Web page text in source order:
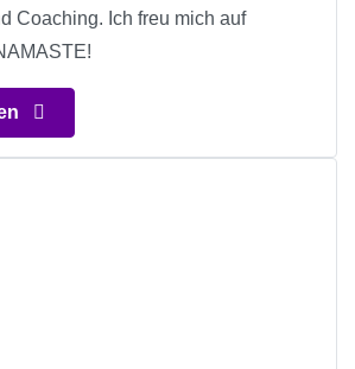
Coaching. Ich freu mich auf